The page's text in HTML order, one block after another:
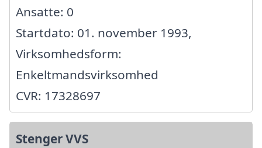
Ansatte: 0
Startdato: 01. november 1993,
Virksomhedsform:
Enkeltmandsvirksomhed
CVR: 17328697
Stenger VVS